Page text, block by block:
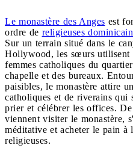
Le monastère des Anges est
ordre de religieuses
Sur un terrain situé dans le
Hollywood, les sœurs utilisent
femmes catholiques du
chapelle et des bureaux.
paisibles, le monastère attire
catholiques et de riverains qui
prier et célébrer les offices.
viennent visiter le monastère,
méditative et acheter le pain à
religieuses.